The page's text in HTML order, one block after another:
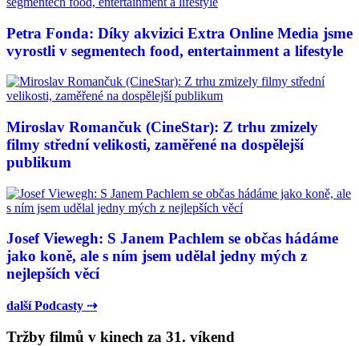
Petra Fonda: Díky akvizici Extra Online Media jsme
vyrostli v segmentech food, entertainment a lifestyle
Miroslav Romančuk (CineStar): Z trhu zmizely
filmy střední velikosti, zaměřené na dospělejší
publikum
Josef Viewegh: S Janem Pachlem se občas hádáme
jako koně, ale s ním jsem udělal jedny mých z
nejlepších věcí
další Podcasty ⇢
Tržby filmů v kinech za 31. víkend